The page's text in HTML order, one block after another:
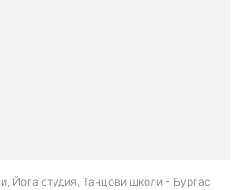
Йога студия, Танцови школи - Бургас